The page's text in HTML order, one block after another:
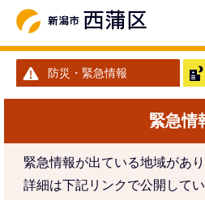
ジ
先
防災・緊急情報
緊急情
緊急情報が出ている地域があり
詳細は下記リンクで公開してい